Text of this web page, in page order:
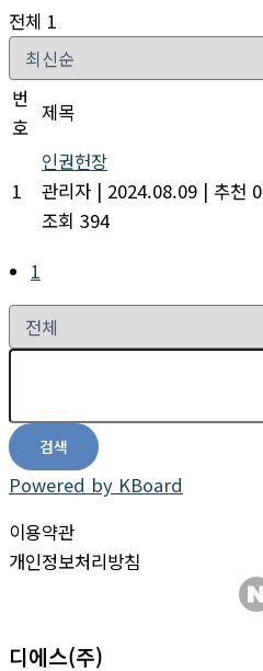
전체 1
번
호
제목
1
인권헌장
관리자 | 2024.08.09 | 추천 0
조회 394
1
검색
Powered by KBoard
이용약관
개인정보처리방침
디에스(주)